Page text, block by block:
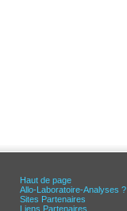
Haut de page
Allo-Laboratoire-Analyses ?
Sites Partenaires
Liens Partenaires